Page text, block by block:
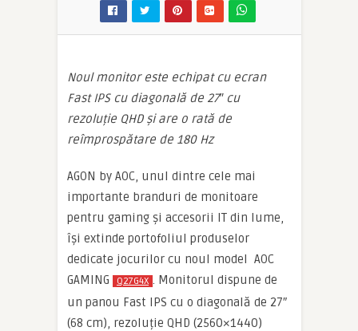
Noul monitor este echipat cu ecran
Fast IPS cu diagonală de 27″ cu
rezoluție QHD și are o rată de
reîmprospătare de 180 Hz
AGON by AOC, unul dintre cele mai
importante branduri de monitoare
pentru gaming și accesorii IT din lume,
își extinde portofoliul produselor
dedicate jocurilor cu noul model AOC
GAMING
Q27G4X . Monitorul dispune de
un panou Fast IPS cu o diagonală de 27″
(68 cm), rezoluție QHD (2560×1440)